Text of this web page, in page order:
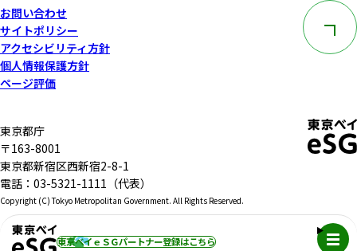
東京ベイｅＳＧパートナー登録はこちら メニュ
お問い合わせ
サイトポリシー
アクセシビリティ方針
個人情報保護方針
ページ評価
このペー
東京都庁
〒163-8001
東京都新宿区西新宿2-8-1
電話：03-5321-1111（代表）
Copyright (C) Tokyo Metropolitan Government. All Rights Reserved.